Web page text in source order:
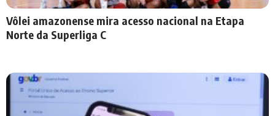
Vôlei amazonense mira acesso nacional na Etapa
Norte da Superliga C